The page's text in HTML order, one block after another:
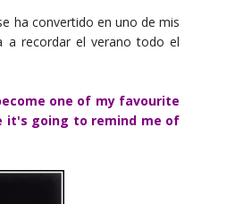
ha convertido en uno de mis
a recordar el verano todo el
one of my favourite
it's going to remind me of